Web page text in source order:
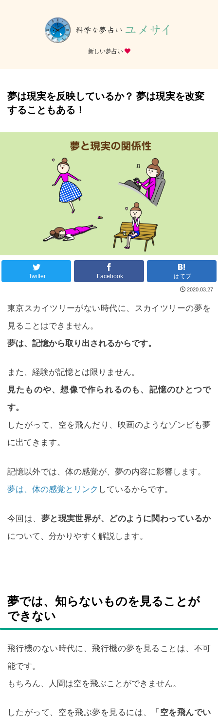
新しい夢占い
夢は現実を反映しているか？ 夢は現実を改変
することもある！
Twitter Facebook はてブ
2020.03.27
東京スカイツリーがない時代に、スカイツリーの夢を
見ることはできません。
夢は、記憶から取り出されるからです。
また、経験が記憶とは限りません。
見たものや、想像で作られるのも、記憶のひとつで
す。
したがって、空を飛んだり、映画のようなゾンビも夢
に出てきます。
記憶以外では、体の感覚が、夢の内容に影響します。
夢は、体の感覚とリンク しているからです。
今回は、 夢と現実世界が、どのように関わっているか
について、分かりやすく解説します。
夢では、知らないものを見ることが
できない
飛行機のない時代に、飛行機の夢を見ることは、不可
能です。
もちろん、人間は空を飛ぶことができません。
したがって、空を飛ぶ夢を見るには、「 空を飛んでい